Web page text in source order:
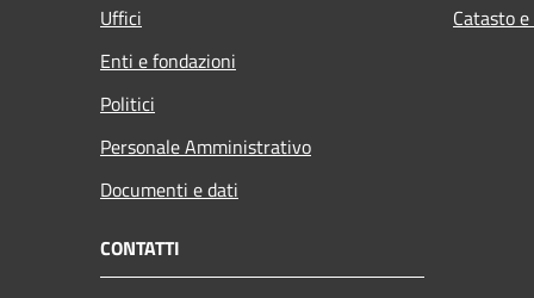
Uffici
Enti e fondazioni
Politici
Personale Amministrativo
Documenti e dati
Catasto
CONTATTI